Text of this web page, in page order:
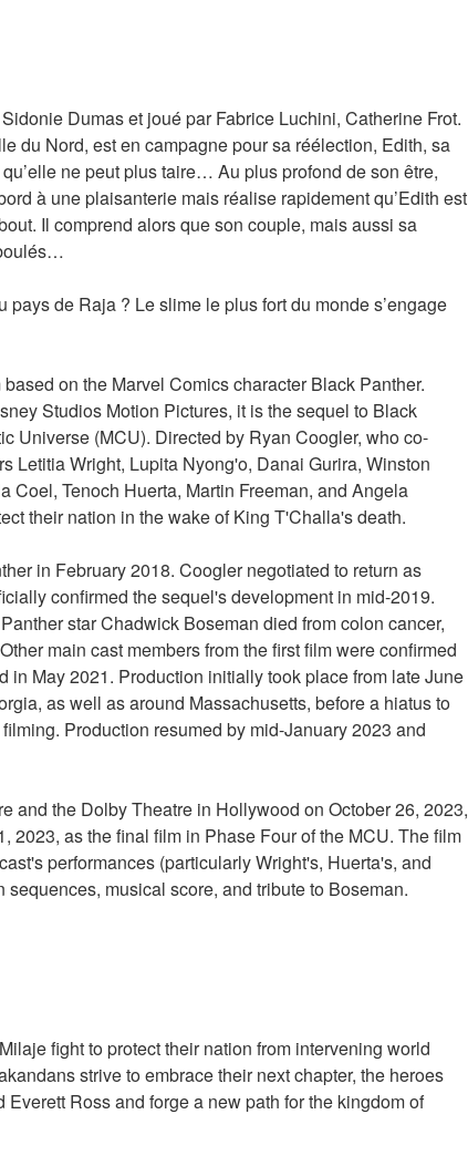
Dumas et joué par Fabrice Luchini, Catherine Frot.
du Nord, est en campagne pour sa réélection, Edith, sa
ne peut plus taire… Au plus profond de son être,
à une plaisanterie mais réalise rapidement qu’Edith est
Il comprend alors que son couple, mais aussi sa
de Raja ? Le slime le plus fort du monde s’engage
on the Marvel Comics character Black Panther.
Studios Motion Pictures, it is the sequel to Black
Universe (MCU). Directed by Ryan Coogler, who co-
Letitia Wright, Lupita Nyong'o, Danai Gurira, Winston
Tenoch Huerta, Martin Freeman, and Angela
their nation in the wake of King T'Challa's death.
in February 2018. Coogler negotiated to return as
confirmed the sequel's development in mid-2019.
star Chadwick Boseman died from colon cancer,
main cast members from the first film were confirmed
in May 2021. Production initially took place from late June
as well as around Massachusetts, before a hiatus to
Production resumed by mid-January 2023 and
and the Dolby Theatre in Hollywood on October 26, 2023,
as the final film in Phase Four of the MCU. The film
performances (particularly Wright's, Huerta's, and
musical score, and tribute to Boseman.
fight to protect their nation from intervening world
strive to embrace their next chapter, the heroes
Ross and forge a new path for the kingdom of